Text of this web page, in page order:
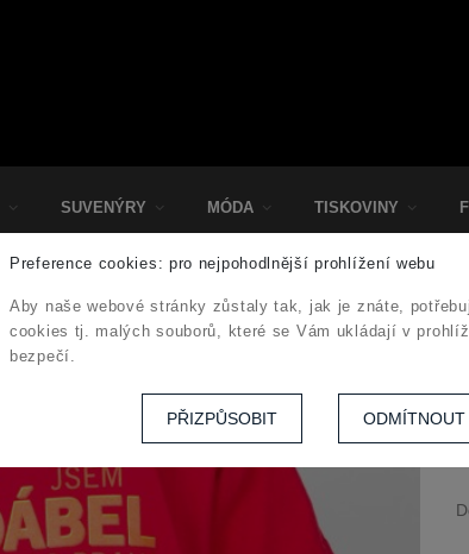
SUVENÝRY MÓDA TISKOVINY
u
Preference cookies: pro nejpohodlnější prohlížení webu
Aby naše webové stránky zůstaly tak, jak je znáte,
cookies tj. malých souborů, které se Vám ukládají v
bezpečí.
PŘIZPŮSOBIT ODMÍTNOUT